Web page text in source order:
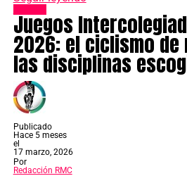
Juegos
2026: el ciclismo
las disciplinas
Publicado
Hace 5 meses
el
17 marzo, 2026
Por
Redacción RMC